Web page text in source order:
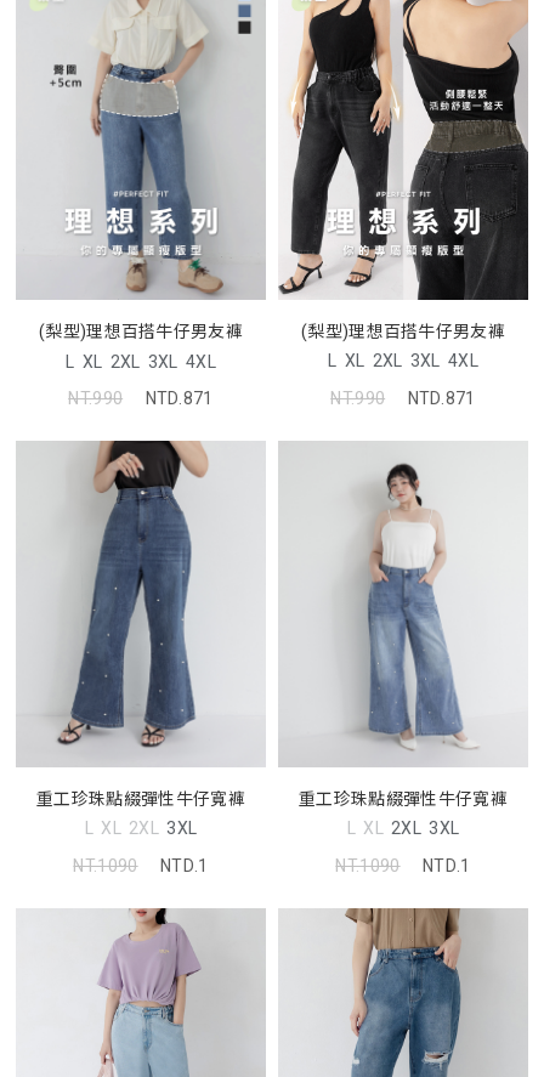
(梨型)理想百搭牛仔男友褲
L XL 2XL 3XL 4XL
NT.990
NTD.871
(梨型)理想百搭牛仔男友褲
L XL 2XL 3XL 4XL
NT.990
NTD.871
重工珍珠點綴彈性牛仔寬褲
L XL 2XL 3XL
NT.1090
NTD.1
重工珍珠點綴彈性牛仔寬褲
L XL 2XL 3XL
NT.1090
NTD.1